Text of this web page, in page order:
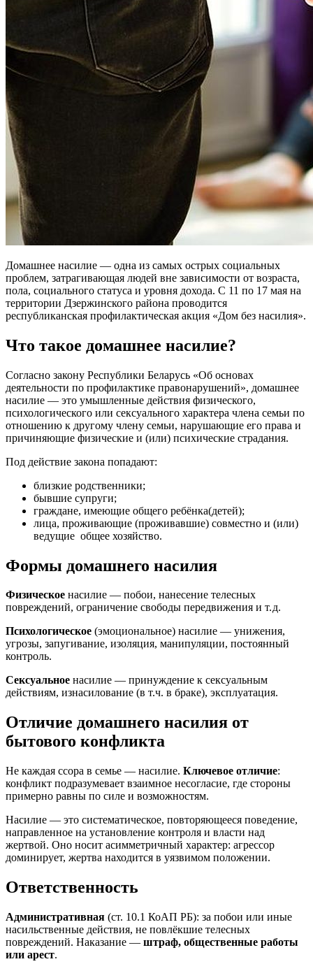
Домашнее насилие — одна из самых острых социальных
проблем, затрагивающая людей вне зависимости от возраста,
пола, социального статуса и уровня дохода. С 11 по 17 мая на
территории Дзержинского района проводится
республиканская профилактическая акция «Дом без насилия».
Что такое домашнее насилие?
Согласно закону Республики Беларусь «Об основах
деятельности по профилактике правонарушений», домашнее
насилие — это умышленные действия физического,
психологического или сексуального характера члена семьи по
отношению к другому члену семьи, нарушающие его права и
причиняющие физические и (или) психические страдания.
Под действие закона попадают:
близкие родственники;
бывшие супруги;
граждане, имеющие общего ребёнка(детей);
лица, проживающие (проживавшие) совместно и (или)
ведущие общее хозяйство.
Формы домашнего насилия
Физическое насилие — побои, нанесение телесных
повреждений, ограничение свободы передвижения и т. д.
Психологическое (эмоциональное) насилие — унижения,
угрозы, запугивание, изоляция, манипуляции, постоянный
контроль.
Сексуальное насилие — принуждение к сексуальным
действиям, изнасилование (в т.ч. в браке), эксплуатация.
Отличие домашнего насилия от
бытового конфликта
Не каждая ссора в семье — насилие. Ключевое отличие:
конфликт подразумевает взаимное несогласие, где стороны
примерно равны по силе и возможностям.
Насилие — это систематическое, повторяющееся поведение,
направленное на установление контроля и власти над
жертвой. Оно носит асимметричный характер: агрессор
доминирует, жертва находится в уязвимом положении.
Ответственность
Административная (ст. 10.1 КоАП РБ): за побои или иные
насильственные действия, не повлёкшие телесных
повреждений. Наказание — штраф, общественные работы
или арест.